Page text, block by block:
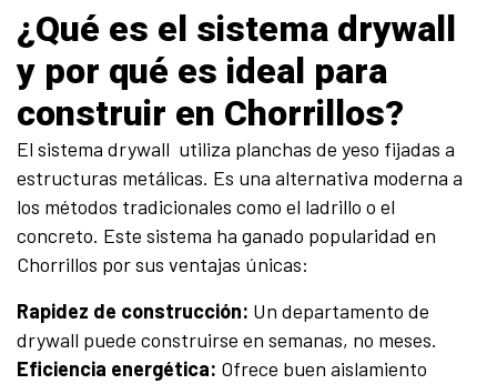
¿Qué es el sistema drywall
y por qué es ideal para
construir en Chorrillos?
El sistema drywall utiliza planchas de yeso fijadas a
estructuras metálicas. Es una alternativa moderna a
los métodos tradicionales como el ladrillo o el
concreto. Este sistema ha ganado popularidad en
Chorrillos por sus ventajas únicas:
Rapidez de construcción: Un departamento de
drywall puede construirse en semanas, no meses.
Eficiencia energética: Ofrece buen aislamiento